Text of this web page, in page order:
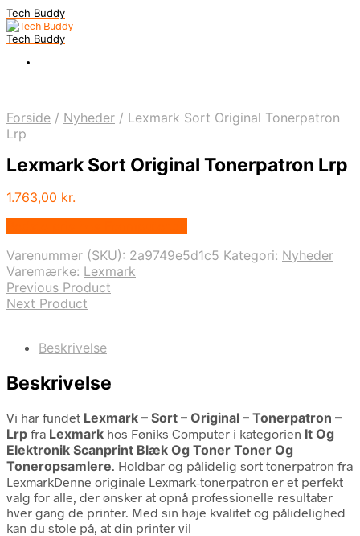
Tech Buddy
Tech Buddy
Forside / Nyheder / Lexmark Sort Original Tonerpatron
Lrp
Lexmark Sort Original Tonerpatron Lrp
1.763,00 kr.
Varenummer (SKU): 2a9749e5d1c5 Kategori: Nyheder
Varemærke: Lexmark
Previous Product
Next Product
Beskrivelse
Beskrivelse
Vi har fundet Lexmark – Sort – Original – Tonerpatron –
Lrp fra Lexmark hos Føniks Computer i kategorien It Og
Elektronik Scanprint Blæk Og Toner Toner Og
Toneropsamlere. Holdbar og pålidelig sort tonerpatron fra
LexmarkDenne originale Lexmark-tonerpatron er et perfekt
valg for alle, der ønsker at opnå professionelle resultater
hver gang de printer. Med sin høje kvalitet og pålidelighed
kan du stole på, at din printer vil